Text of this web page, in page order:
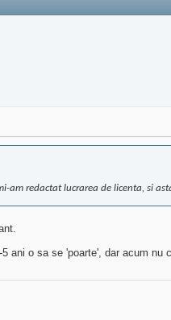
am redactat lucrarea de licenta, si
ani o sa se 'poarte', dar acum nu